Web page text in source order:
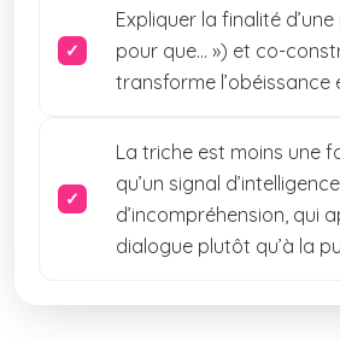
Expliquer la finalité d’une
pour que… ») et co-
transforme l’obéissance
La triche est moins une
qu’un signal
d’incompréhension, qui
dialogue plutôt qu’à la